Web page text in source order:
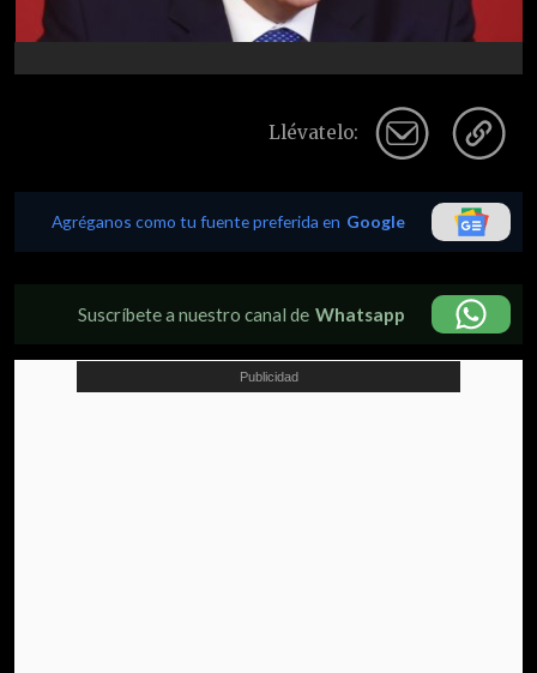
Llévatelo:
Agréganos como tu fuente preferida en Google
Suscríbete a nuestro canal de Whatsapp